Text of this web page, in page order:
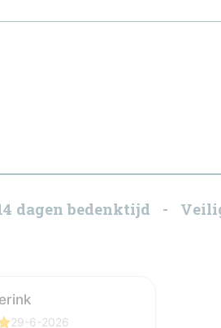
dagen bedenktijd -